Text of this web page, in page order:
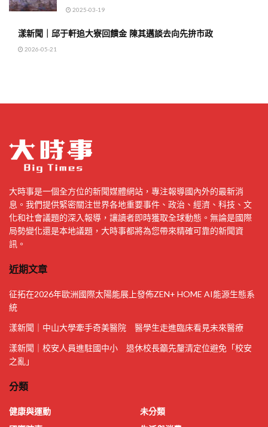
2025-03-19
漾新聞｜邱于軒追大寮回饋金 陳其邁談去向先拚市政
2026-05-21
大時事是一個全方位的新聞媒體網站，專注報導國內外的最新消
息。我們提供緊密關注世界各地重要事件、政治、經濟、科技、文
化和社會議題的深入報導，讓讀者即時獲取全球動態。無論是國際
局勢變化還是本地議題，大時事都將為您帶來精確可靠的新聞資
訊。
近期文章
征拓在2026年歐洲國際太陽能展上發佈ZEN+ HOME AI能源生態系
統
漾新聞｜中山大學牽手奇美醫院 醫學生走進臨床看見未來醫療
漾新聞｜校安人員進駐國中小 退休校長籲先釐清定位避免「校安
之亂」
分類
健康與運動
未分類